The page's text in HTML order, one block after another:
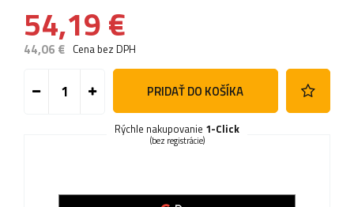
54,19 €
44,06 € Cena bez DPH
PRIDAŤ DO KOŠÍKA
Rýchle nakupovanie 1-Click
(bez registrácie)